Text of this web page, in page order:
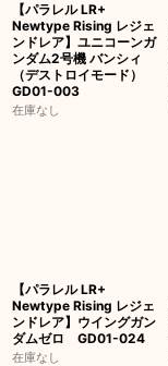
【パラレル LR+
Newtype Rising レジェ
ンドレア】ユニコーンガ
ンダム2号機 バンシィ
（デストロイモード）
GD01-003
在庫なし
【パラレル LR+
Newtype Rising レジェ
ンドレア】ウイングガン
ダムゼロ GD01-024
在庫なし